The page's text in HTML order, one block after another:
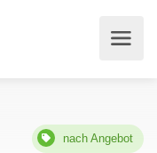
nach Angebot